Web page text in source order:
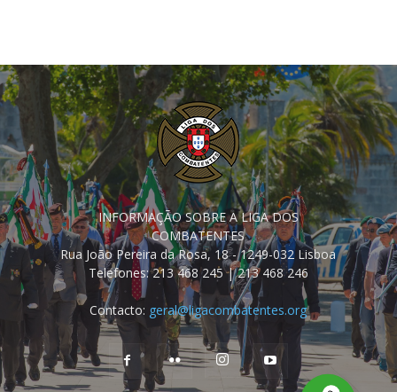
INFORMAÇÃO SOBRE A LIGA DOS
COMBATENTES
Rua João Pereira da Rosa, 18 - 1249-032 Lisboa
Telefones: 213 468 245 | 213 468 246
Contacto: geral@ligacombatentes.org